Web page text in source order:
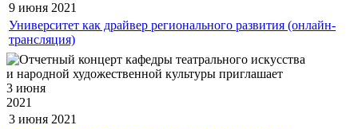
9 июня 2021
Университет как драйвер регионального развития (онлайн-
трансляция)
3 июня
2021
3 июня 2021